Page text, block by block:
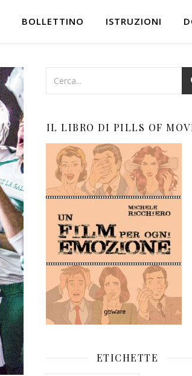
BOLLETTINO ISTRUZIONI
IL LIBRO DI PILLS OF
ETICHETTE